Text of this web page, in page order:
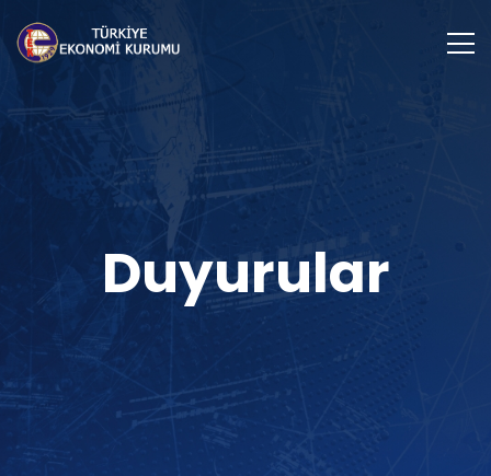
Duyurular